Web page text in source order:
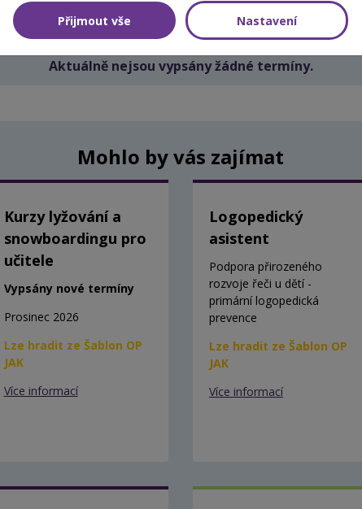
Aktuálně nejsou vypsány žádné termíny.
Mohlo by vás zajímat
Kurzy lyžování a
snowboardingu pro
učitele
Vypsány nové termíny
Prosinec 2026
Lze hradit ze Šablon OP
JAK
Více informací
Logopedický
asistent
Podpora přirozeného
rozvoje řeči u dětí -
primární logopedická
prevence
Lze hradit ze Šablon OP
JAK
Více informací
Přijmout vše Nastavení